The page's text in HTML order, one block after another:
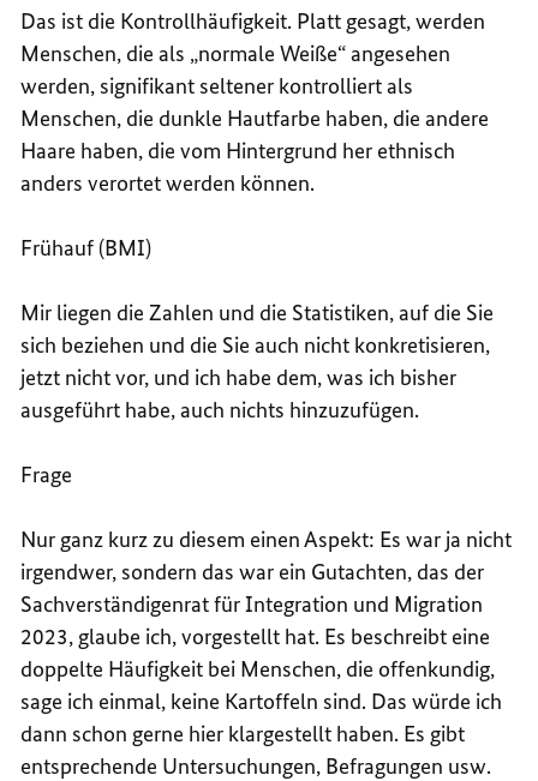
Das ist die Kontrollhäufigkeit. Platt gesagt, werden
Menschen, die als „normale Weiße“ angesehen
werden, signifikant seltener kontrolliert als
Menschen, die dunkle Hautfarbe haben, die andere
Haare haben, die vom Hintergrund her ethnisch
anders verortet werden können.
Frühauf (BMI)
Mir liegen die Zahlen und die Statistiken, auf die Sie
sich beziehen und die Sie auch nicht konkretisieren,
jetzt nicht vor, und ich habe dem, was ich bisher
ausgeführt habe, auch nichts hinzuzufügen.
Frage
Nur ganz kurz zu diesem einen Aspekt: Es war ja nicht
irgendwer, sondern das war ein Gutachten, das der
Sachverständigenrat für Integration und Migration
2023, glaube ich, vorgestellt hat. Es beschreibt eine
doppelte Häufigkeit bei Menschen, die offenkundig,
sage ich einmal, keine Kartoffeln sind. Das würde ich
dann schon gerne hier klargestellt haben. Es gibt
entsprechende Untersuchungen, Befragungen usw.